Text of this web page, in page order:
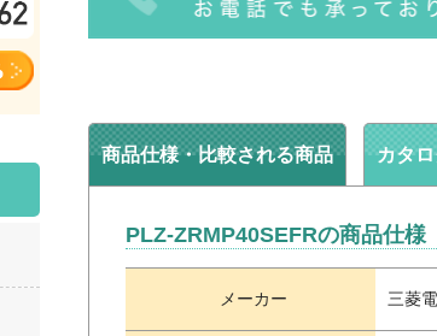
商品仕様・比較される商品 カタ
PLZ-ZRMP40SEFRの商品仕様
メーカー 三菱